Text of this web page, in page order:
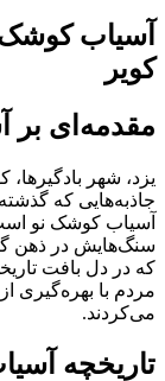
آسیاب کوشک
کویر
مقدمه‌ای بر
یزد، شهر
جاذبه‌هایی که گذشته
آسیاب کوشک نو
سنگ‌هایش در ذهن
که در دل بافت
مردم با بهره‌گیری
می‌کردند.
تاریخچه